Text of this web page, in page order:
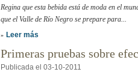
Regina que esta bebida está de moda en el
que el Valle de Río Negro se prepare para...
» Leer más
Primeras pruebas sobre
Publicada el 03-10-2011